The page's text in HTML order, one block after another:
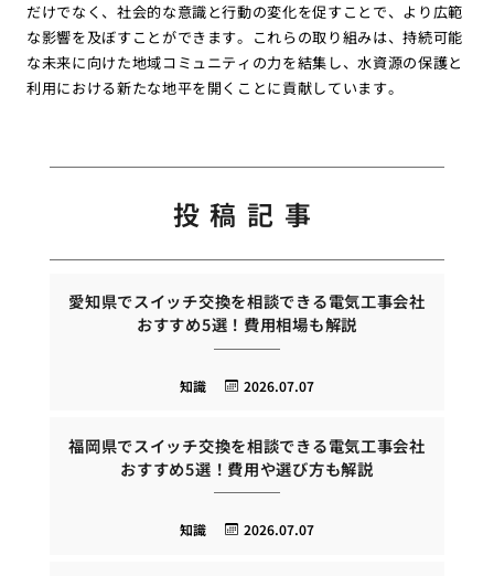
だけでなく、社会的な意識と行動の変化を促すことで、より広範
な影響を及ぼすことができます。これらの取り組みは、持続可能
な未来に向けた地域コミュニティの力を結集し、水資源の保護と
利用における新たな地平を開くことに貢献しています。
投稿記事
愛知県でスイッチ交換を相談できる電気工事会社
おすすめ5選！費用相場も解説
2026.07.07
知識
福岡県でスイッチ交換を相談できる電気工事会社
おすすめ5選！費用や選び方も解説
2026.07.07
知識